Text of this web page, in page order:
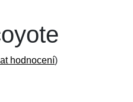
hodnocení)